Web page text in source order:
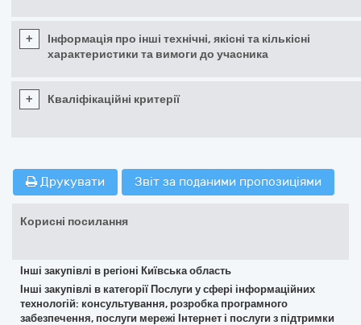
+
Інформація про інші технічні, якісні та кількісні
характеристики та вимоги до учасника
+ Кваліфікаційні критерії
Друкувати Звіт за поданими пропозиціями
Корисні посилання
Інші закупівлі в регіоні Київська область
Інші закупівлі в категорії Послуги у сфері інформаційних
технологій: консультування, розробка програмного
забезпечення, послуги мережі Інтернет і послуги з підтримки